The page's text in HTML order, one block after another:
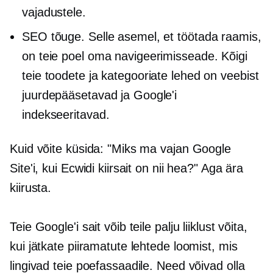
vajadustele.
SEO tõuge. Selle asemel, et töötada raamis,
on teie poel oma navigeerimisseade. Kõigi
teie toodete ja kategooriate lehed on veebist
juurdepääsetavad ja Google'i
indekseeritavad.
Kuid võite küsida: "Miks ma vajan Google
Site'i, kui Ecwidi kiirsait on nii hea?" Aga ära
kiirusta.
Teie Google'i sait võib teile palju liiklust võita,
kui jätkate piiramatute lehtede loomist, mis
lingivad teie poefassaadile. Need võivad olla